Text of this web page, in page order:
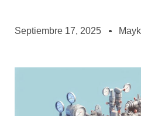
Septiembre 17, 2025